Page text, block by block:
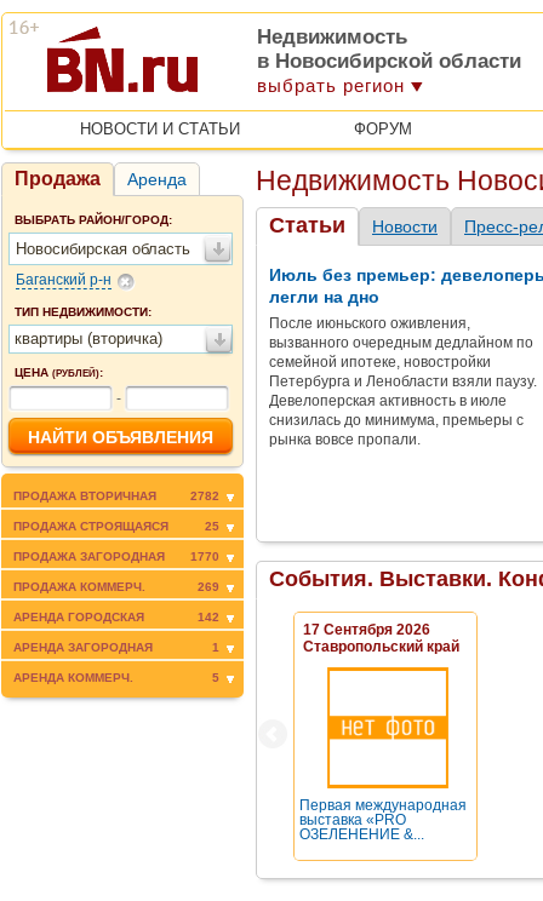
Недвижимость
в Новосибирской области
выбрать регион
НОВОСТИ И СТАТЬИ ФОРУМ
Продажа Аренда
ВЫБРАТЬ РАЙОН/ГОРОД:
Новосибирская область
Баганский р-н
ТИП НЕДВИЖИМОСТИ:
квартиры (вторичка)
ЦЕНА (РУБЛЕЙ):
-
ПРОДАЖА ВТОРИЧНАЯ 2782
ПРОДАЖА СТРОЯЩАЯСЯ 25
ПРОДАЖА ЗАГОРОДНАЯ 1770
ПРОДАЖА КОММЕРЧ. 269
АРЕНДА ГОРОДСКАЯ 142
АРЕНДА ЗАГОРОДНАЯ 1
АРЕНДА КОММЕРЧ. 5
Недвижимость
Статьи Новости Пресс-
Июль без премьер:
легли на дно
После июньского оживления,
вызванного очередным дедлайном по
семейной ипотеке, новостройки
Петербурга и Ленобласти взяли паузу.
Девелоперская активность в июле
снизилась до минимума, премьеры с
рынка вовсе пропали.
События. Выставки.
17 Сентября 2026
Ставропольский край
Первая международная
выставка «PRO
ОЗЕЛЕНЕНИЕ &...